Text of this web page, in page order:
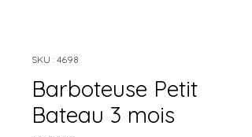
SKU : 4698
Barboteuse Petit
Bateau 3 mois